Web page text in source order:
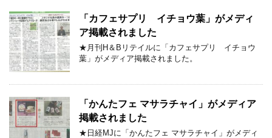
「カフェサプリ イチョウ葉」がメディ
ア掲載されました
★月刊H＆Bリテイルに「カフェサプリ イチョウ
葉」がメディア掲載されました。
「かんたフェ マサラチャイ」がメディア
掲載されました
★日経MJに「かんたフェ マサラチャイ」がメディ